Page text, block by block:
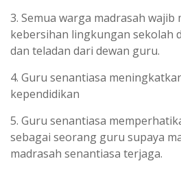
3. Semua warga madrasah
kebersihan lingkungan sekolah
dan teladan dari dewan guru.
4. Guru senantiasa
kependidikan
5. Guru senantiasa
sebagai seorang guru supaya
madrasah senantiasa terjaga.